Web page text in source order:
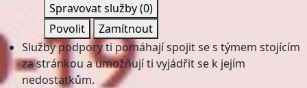
Spravovat služby(0)
Povolit
Zamítnout
Služby podpory ti pomáhají spojit se s týmem stojícím
za stránkou a umožňují ti vyjádřit se k jejím
nedostatkům.